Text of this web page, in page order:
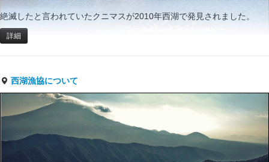
絶滅したと言われていたクニマスが2010年西湖で発見されました。
詳細
西湖漁協について